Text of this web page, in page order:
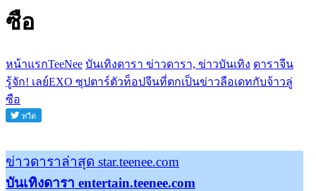
ซือ
หน้าแรกTeeNee บันเทิงดารา ข่าวดารา, ข่าวบันเทิง ดาราจีน
รู้จัก! เลย์EXO ซุปตาร์ตัวท็อปจีนที่ตกเป็นข่าวลือเดทกับจ้าวลู่
ซือ
ข่าวดาราล่าสุด star.teenee.com
บันเทิงดารา entertain.teenee.com